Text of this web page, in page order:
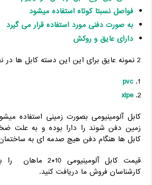
فواصل نسبتا کوتاه استفاده میشود
به صورت دفنی مورد استفاده قرار می گیرد
دارای عایق و روکش
2 نمونه عایق برای این این دسته کابل ها در نظر گرفته می شود:
pvc
xlpe
کابل آلومینیومی بصورت زمینی استفاده
زمین دفن شوند را دارا بوده و به علت
کابل ها هنگام دفن هیچ صدمه ای به
قیمت کابل
کارشناسان فروش ما دریافت کنید.